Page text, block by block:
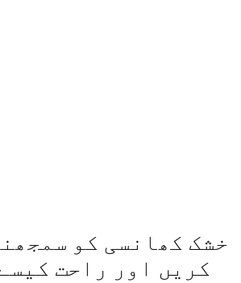
خشک کھانسی کو
کریں اور راحت